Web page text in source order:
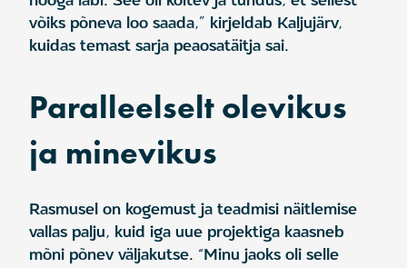
võiks põneva loo saada,” kirjeldab Kaljujärv,
kuidas temast sarja peaosatäitja sai.
Paralleelselt olevikus
ja minevikus
Rasmusel on kogemust ja teadmisi näitlemise
vallas palju, kuid iga uue projektiga kaasneb
mõni põnev väljakutse. “Minu jaoks oli selle